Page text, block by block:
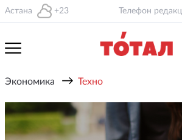
Астана +23 Телефон
Экономика → Техно